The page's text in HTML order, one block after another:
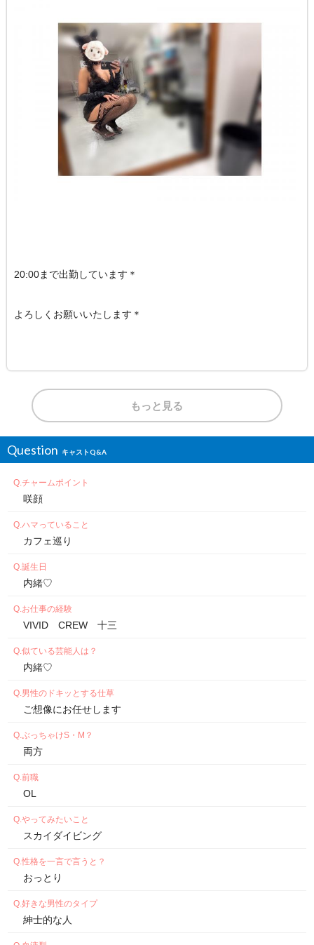
20:00まで出勤しています＊
よろしくお願いいたします＊
もっと見る
Question
チャームポイント
咲顔
ハマっていること
カフェ巡り
誕生日
内緒♡
お仕事の経験
VIVID CREW 十三
似ている芸能人は？
内緒♡
男性のドキッとする仕草
ご想像にお任せします
ぶっちゃけS・M？
両方
前職
OL
やってみたいこと
スカイダイビング
性格を一言で言うと？
おっとり
好きな男性のタイプ
紳士的な人